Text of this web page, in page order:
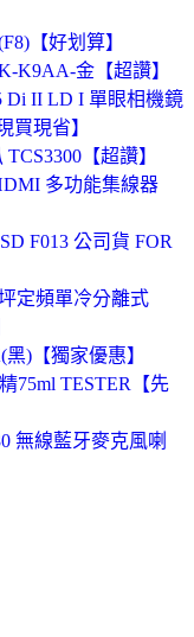
【好划算】
K9AA-金【超讚】
Di II LD I 單眼相機鏡
買現省】
【超讚】
多功能集線器
F013 公司貨 FOR
定頻單冷分離式
)【獨家優惠】
75ml TESTER【先
無線藍牙麥克風喇